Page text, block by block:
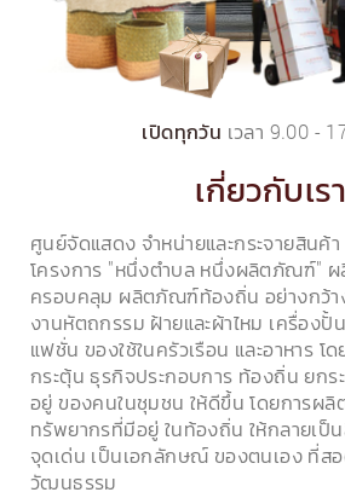
เปิดทุกวัน เวลา 9.00 -
เกี่ยวกับเรา
ศูนย์จัดแสดง จำหน่ายและกระจายสินค้า
โครงการ "หนึ่งตำบล หนึ่งผลิตภัณฑ์"
ครอบคลุม ผลิตภัณฑ์ท้องถิ่น อย่างกว้า
งานหัตถกรรม ฝ้ายและผ้าไหม เครื่องปั้
แฟชั่น ของใช้ในครัวเรือน และอาหาร โ
กระตุ้น ธุรกิจประกอบการ ท้องถิ่น ยกร
อยู่ ของคนในชุมชน ให้ดีขึ้น โดยการผลิ
ทรัพยากรที่มีอยู่ ในท้องถิ่น ให้กลายเ
จุดเด่น เป็นเอกลักษณ์ ของตนเอง ที่ส
วัฒนธรรม